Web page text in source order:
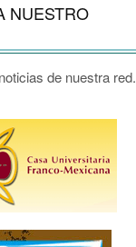
NUESTRO
de nuestra red.